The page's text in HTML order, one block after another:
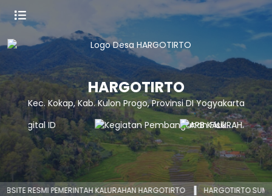
HARGOTIRTO
Kec. Kokap, Kab. Kulon Progo, Provinsi DI Yogyakarta
RESMI PEMERINTAH KALURAHAN HARGOTIRTO HARGOTIRTO